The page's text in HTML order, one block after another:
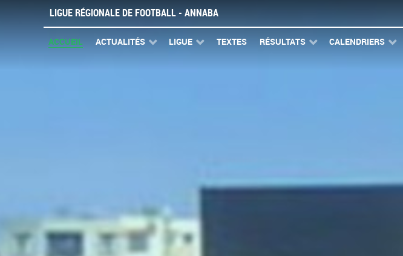
LIGUE RÉGIONALE DE FOOTBALL - ANNABA
ACCUEIL ACTUALITÉS LIGUE TEXTES RÉSULTATS CALENDRIERS